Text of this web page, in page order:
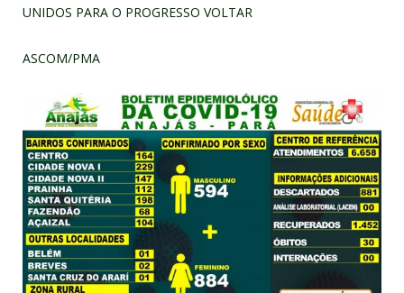
UNIDOS PARA O PROGRESSO VOLTAR
ASCOM/PMA